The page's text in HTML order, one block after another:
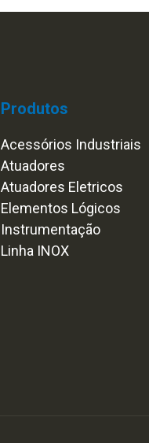
Produtos
Acessórios Industriais
Atuadores
Atuadores Eletricos
Elementos Lógicos
Instrumentação
Linha INOX